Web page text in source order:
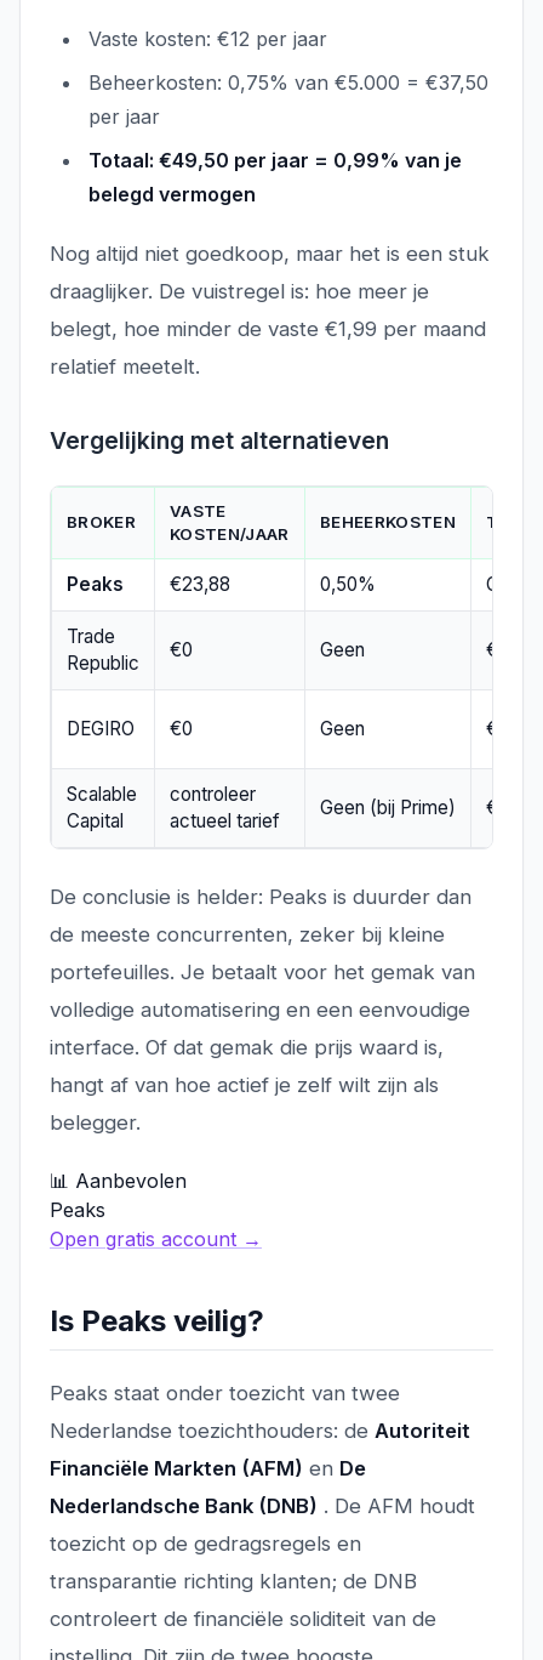
Vaste kosten: €12 per jaar
Beheerkosten: 0,75% van €5.000 = €37,50
per jaar
Totaal: €49,50 per jaar = 0,99% van je
belegd vermogen
Nog altijd niet goedkoop, maar het is een stuk
draaglijker. De vuistregel is: hoe meer je
belegt, hoe minder de vaste €1,99 per maand
relatief meetelt.
Vergelijking met alternatieven
BROKER
VASTE
KOSTEN/JAAR
BEHEERKOSTEN
Peaks €23,88 0,50% Geen
Trade
Republic
€0 Geen €1 per
DEGIRO €0 Geen €3,00
Scalable
Capital
controleer
actueel tarief
Geen (bij Prime) €0,99
De conclusie is helder: Peaks is duurder dan
de meeste concurrenten, zeker bij kleine
portefeuilles. Je betaalt voor het gemak van
volledige automatisering en een eenvoudige
interface. Of dat gemak die prijs waard is,
hangt af van hoe actief je zelf wilt zijn als
belegger.
📊 Aanbevolen
Peaks
Open gratis account →
Is Peaks veilig?
Peaks staat onder toezicht van twee
Nederlandse toezichthouders: de Autoriteit
Financiële Markten (AFM) en De
Nederlandsche Bank (DNB) . De AFM houdt
toezicht op de gedragsregels en
transparantie richting klanten; de DNB
controleert de financiële soliditeit van de